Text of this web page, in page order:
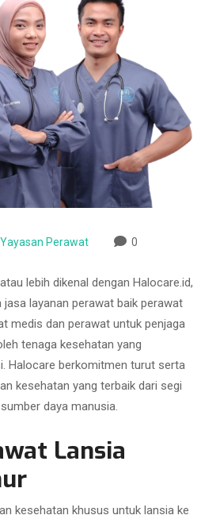
Yayasan Perawat 0
lebih dikenal dengan Halocare.id,
layanan perawat baik perawat
medis dan perawat untuk penjaga
tenaga kesehatan yang
Halocare berkomitmen turut serta
kesehatan yang terbaik dari segi
daya manusia.
Lansia
kesehatan khusus untuk lansia ke